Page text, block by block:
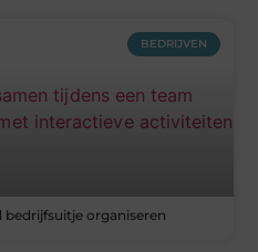
BEDRIJVEN
bedrijfsuitje organiseren